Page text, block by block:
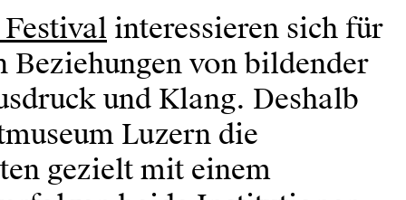
interessieren sich für
von bildender
und Klang. Deshalb
Luzern die
gezielt mit einem